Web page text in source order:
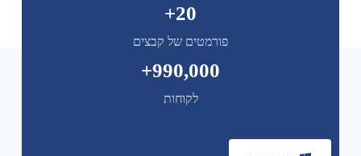
פורמטים של קבצים
20
+
לקוחות
990,000
+